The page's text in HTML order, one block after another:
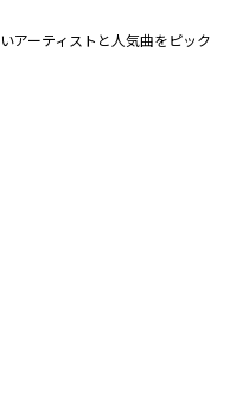
アーティストと人気曲をピック